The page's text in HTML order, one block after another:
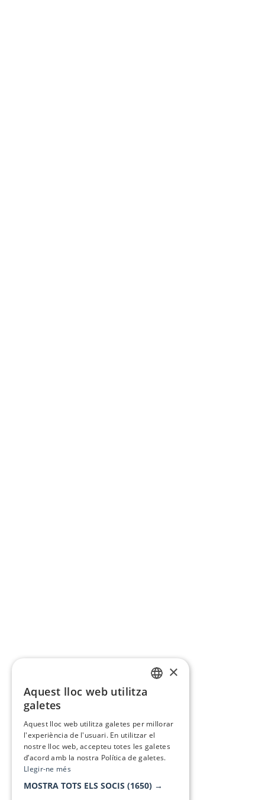
×
Aquest lloc web utilitza
galetes
Aquest lloc web utilitza galetes per millorar
l'experiència de l'usuari. En utilitzar el
nostre lloc web, accepteu totes les galetes
d’acord amb la nostra Política de galetes.
Llegir-ne més
MOSTRA TOTS ELS SOCIS (1650) →